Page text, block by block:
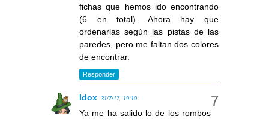
fichas que hemos ido encontrando
(6 en total). Ahora hay que
ordenarlas según las pistas de las
paredes, pero me faltan dos colores
de encontrar.
Responder
Idox 31/7/17, 19:10
Ya me ha salido lo de los rombos